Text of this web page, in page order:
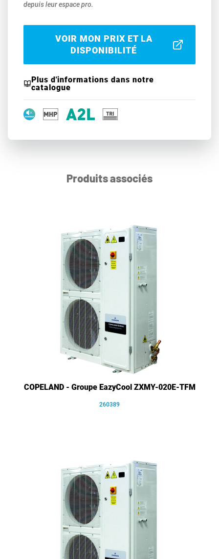
depuis leur espace pro.
VOIR MON PRIX ET LA
DISPONIBILITÉ
Plus d'informations dans notre
catalogue
Produits associés
COPELAND - Groupe EazyCool ZXMY-020E-TFM
260389